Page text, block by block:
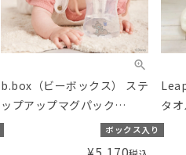
b.box（ビーボックス） ステ
ップアップマグパック
Bambi
ボックス入り
タ
ル